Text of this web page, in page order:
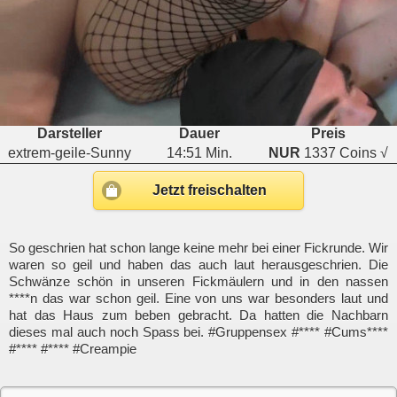
Darsteller Dauer
Preis
extrem-geile-Sunny
14:51 Min. NUR 1337 Coins √
Jetzt freischalten
So geschrien hat schon lange keine mehr bei einer Fickrunde. Wir
waren so geil und haben das auch laut herausgeschrien. Die
Schwänze schön in unseren Fickmäulern und in den nassen
****n das war schon geil. Eine von uns war besonders laut und
hat das Haus zum beben gebracht. Da hatten die Nachbarn
dieses mal auch noch Spass bei. #Gruppensex #**** #Cums****
#**** #**** #Creampie